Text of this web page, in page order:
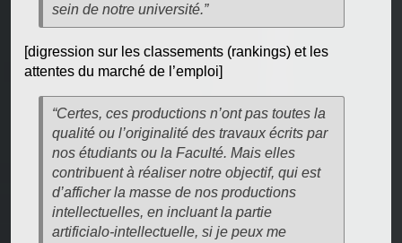
sein de notre université.”
[digression sur les classements (rankings) et les
attentes du marché de l’emploi]
“Certes, ces productions n’ont pas toutes la
qualité ou l’originalité des travaux écrits par
nos étudiants ou la Faculté. Mais elles
contribuent à réaliser notre objectif, qui est
d’afficher la masse de nos productions
intellectuelles, en incluant la partie
artificialo-intellectuelle, si je peux me